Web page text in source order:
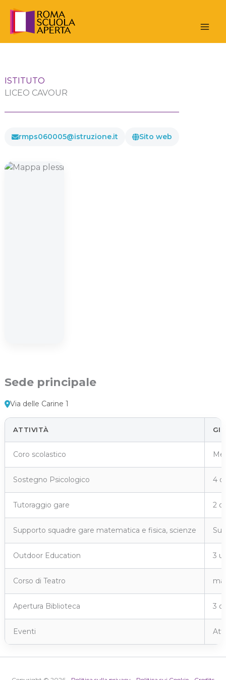
contenuto
ISTITUTO
LICEO CAVOUR
rmps060005@istruzione.it Sito web
Sede principale
Via delle Carine 1
ATTIVITÀ
Coro scolastico
Sostegno Psicologico 4
Tutoraggio gare 2
Supporto squadre gare matematica e fisica, scienze
Outdoor Education 3
Corso di Teatro
Apertura Biblioteca 3
Eventi